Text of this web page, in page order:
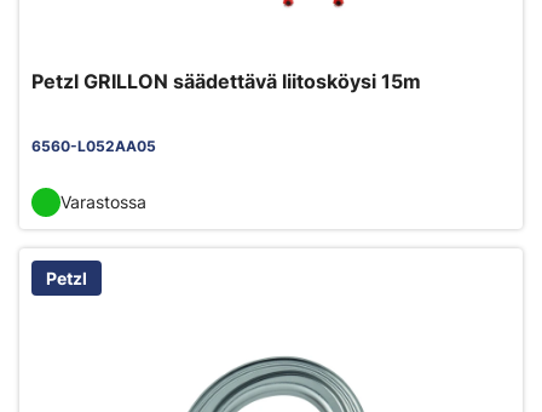
Petzl GRILLON säädettävä liitosköysi 15m
6560-L052AA05
Varastossa
Petzl